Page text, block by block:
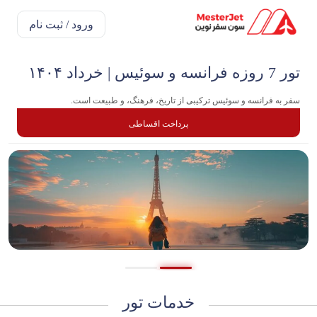
ورود / ثبت نام
تور 7 روزه فرانسه و سوئیس | خرداد ۱۴۰۴
سفر به فرانسه و سوئیس ترکیبی از تاریخ، فرهنگ، و طبیعت است.
پرداخت اقساطی
خدمات تور